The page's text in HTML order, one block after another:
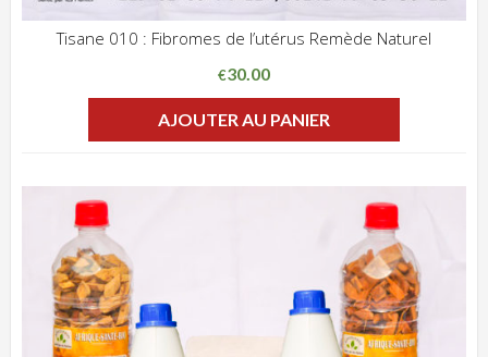
Tisane 010 : Fibromes de l’utérus Remède Naturel
€30.00
AJOUTER AU PANIER